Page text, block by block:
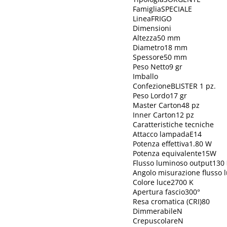
FamigliaSPECIALE
LineaFRIGO
Dimensioni
Altezza50 mm
Diametro18 mm
Spessore50 mm
Peso Netto9 gr
Imballo
ConfezioneBLISTER 1 pz.
Peso Lordo17 gr
Master Carton48 pz
Inner Carton12 pz
Caratteristiche tecniche
Attacco lampadaE14
Potenza effettiva1.80 W
Potenza equivalente15W
Flusso luminoso output130
Angolo misurazione flusso
Colore luce2700 K
Apertura fascio300°
Resa cromatica (CRI)80
DimmerabileN
CrepuscolareN